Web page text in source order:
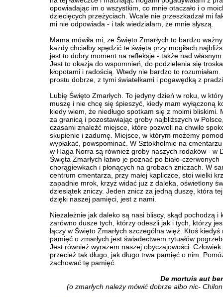
opowiadając im o wszystkim, co mnie otaczało i o
dziecięcych przeżyciach. Wcale nie przeszkadzał mi
mi nie odpowiada - i tak wiedziałam, że mnie słyszą.
Mama mówiła mi, ze Święto Zmarłych to bardzo
każdy chciałby spędzić te święta przy mogiłach
jest to dobry moment na refleksje - także nad
Jest to okazja do wspomnień, do podzielenia się
kłopotami i radością. Wtedy nie bardzo to rozumiałam.
prostu dobrze, z tymi światełkami i pogawędką z
Lubię Święto Zmarłych. To jedyny dzień w roku, w
muszę i nie chcę się śpieszyć, kiedy mam wyłączoną
kiedy wiem, że niedługo spotkam się z moimi bliskimi.
za granicą i pozostawiając groby najbliższych w
czasami znaleźć miejsce, które pozwoli na chwile
skupienie i zadumę. Miejsce, w którym możemy
wypłakać, powspominać. W Sztokholmie na
w Haga Norra są również groby naszych rodaków - w
Święta Zmarłych łatwo je poznać po biało-czerwonych
chorągiewkach i płonących na grobach zniczach. W
centrum cmentarza, przy małej kapliczce, stoi wielki
zapadnie mrok, krzyż widać juz z daleka, oświetlony
dziesiątek zniczy. Jeden znicz za jedną duszę, która
dzięki naszej pamięci, jest z nami.
Niezależnie jak daleko są nasi bliscy, skąd pochodzą i
zarówno dusze tych, którzy odeszli jak i tych, którzy
łączy w Święto Zmarłych szczególna więź. Ktoś kiedyś
pamięć o zmarłych jest świadectwem rytuałów
Jest również wyrazem naszej obyczajowości. Człowiek
przecież tak długo, jak długo trwa pamięć o nim.
zachować tę pamięć.
De mortuis aut
(o zmarłych należy mówić dobrze albo nic-